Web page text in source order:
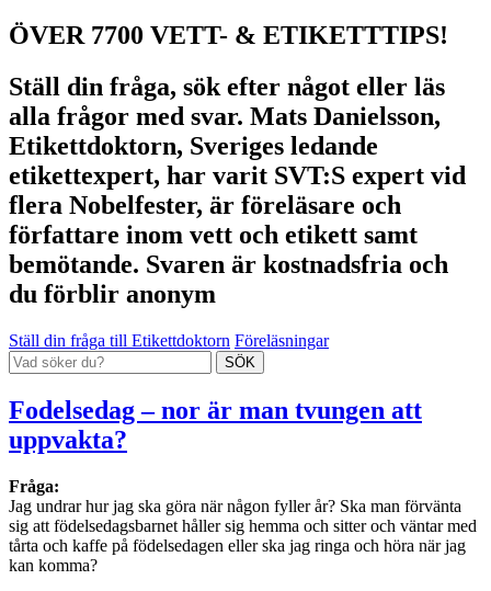
ÖVER 7700 VETT- & ETIKETTTIPS!
Ställ din fråga, sök efter något eller läs
alla frågor med svar. Mats Danielsson,
Etikettdoktorn, Sveriges ledande
etikettexpert, har varit SVT:S expert vid
flera Nobelfester, är föreläsare och
författare inom vett och etikett samt
bemötande. Svaren är kostnadsfria och
du förblir anonym
Ställ din fråga till Etikettdoktorn Föreläsningar
Fodelsedag – nor är man tvungen att
uppvakta?
Fråga:
Jag undrar hur jag ska göra när någon fyller år? Ska man förvänta
sig att födelsedagsbarnet håller sig hemma och sitter och väntar med
tårta och kaffe på födelsedagen eller ska jag ringa och höra när jag
kan komma?